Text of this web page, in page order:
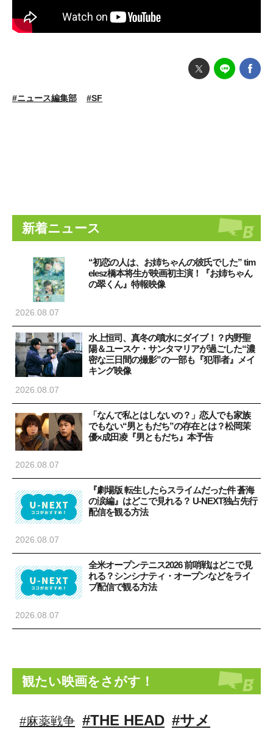
#ニュース編集部 #SF
新着ニュース
“初恋の人は、お姉ちゃんの彼氏でした” tim
elesz橋本将生が映画初主演！『お姉ちゃん
の翠くん』特報映像
2026.08.07
水上恒司、真冬の噴水にダイブ！？内野聖
陽＆ユースケ・サンタマリアが過ごした“濃
密な三日間の撮影”の一部も『犯罪者』メイ
キング映像
2026.08.07
「なんで私とはしないの？」恋人でも家族
でもない“男ともだち”の存在とは？松岡茉
優×成田凌『男ともだち』本予告
2026.08.07
『劇場版 転生したらスライムだった件 蒼海
の涙編』はどこで見れる？ U-NEXT独占先行
配信を観る方法
2026.08.07
全米オープンテニス2026 前哨戦はどこで見
れる？シンシナティ・オープンなどをライ
ブ配信で観る方法
2026.08.07
観たい映画をさがす！
#麻薬戦争 #THE HEAD #サメ